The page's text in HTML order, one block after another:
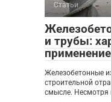
Статьи
и трубы:
Железобетонные
строительной
смысле. Несмотря